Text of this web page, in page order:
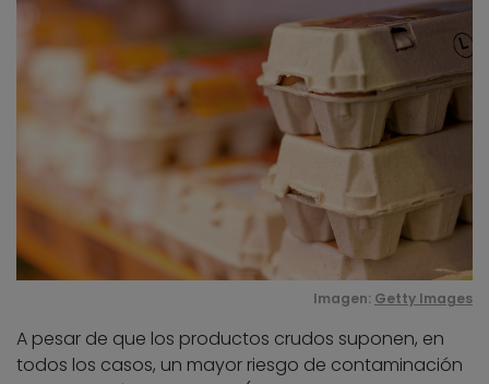
Imagen: Getty Images
A pesar de que los productos crudos suponen, en
todos los casos, un mayor riesgo de contaminación